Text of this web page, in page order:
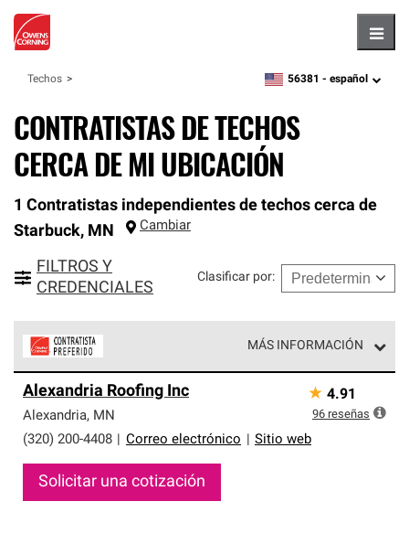
Techos zipcode, language
56381 - español
CONTRATISTAS DE TECHOS
CERCA DE MI UBICACIÓN
1 Contratistas independientes de techos cerca de
Starbuck, MN Cambiar
FILTROS Y
CREDENCIALES
Clasificar por:
MÁS INFORMACIÓN
parte de una red exclusiva de profesionales de techos
que cumplen con altos estándares y requisitos estrictos
de profesionalismo y confiabilidad.
Alexandria Roofing Inc
Alexandria, MN
(320) 200-4408
Correo electrónico Sitio web
Solicitar una cotización
★ 4.91
96 reseñas